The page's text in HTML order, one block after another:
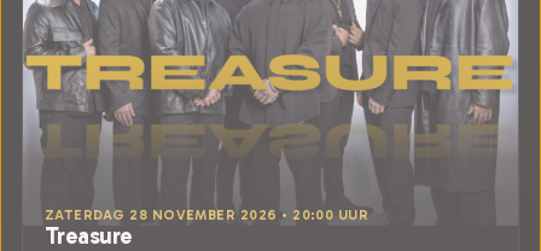
ZATERDAG 28 NOVEMBER 2026 • 20:00 UUR
Treasure